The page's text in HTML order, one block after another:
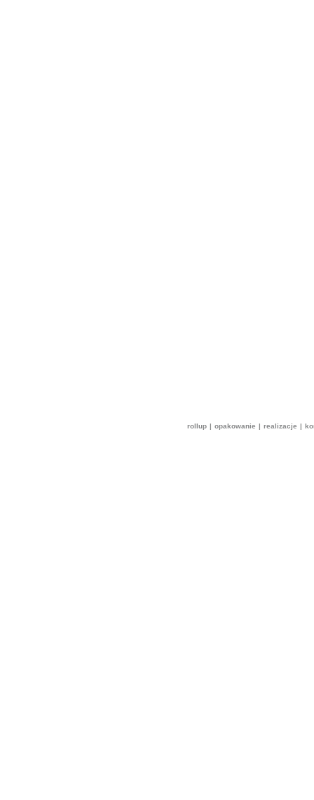
rollup | opakowanie | realizacje |